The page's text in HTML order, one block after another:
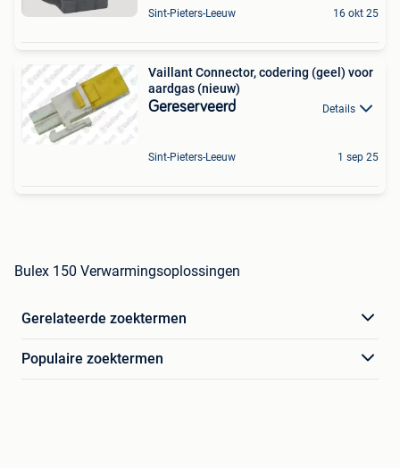
Sint-Pieters-Leeuw 16 okt 25
Vaillant Connector, codering (geel) voor
aardgas (nieuw)
Gereserveerd Details
Sint-Pieters-Leeuw 1 sep 25
Bulex 150 Verwarmingsoplossingen
Gerelateerde zoektermen
Populaire zoektermen